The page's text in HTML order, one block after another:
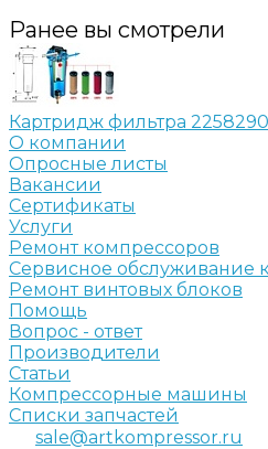
Ранее вы смотрели
Картридж фильтра
О компании
Опросные листы
Вакансии
Сертификаты
Услуги
Ремонт компрессоров
Сервисное обслуживание
Ремонт винтовых блоков
Помощь
Вопрос - ответ
Производители
Статьи
Компрессорные машины
Списки запчастей
sale@artkompressor.ru